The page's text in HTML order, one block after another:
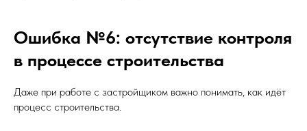
Ошибка №6: отсутствие контроля
в процессе строительства
Даже при работе с застройщиком важно понимать, как идёт
процесс строительства.